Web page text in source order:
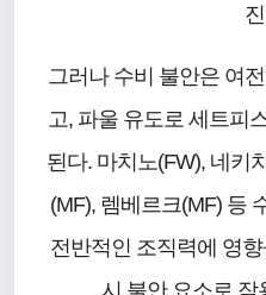
그러나 수비 불안은 여
고, 파울 유도로 세트피
된다. 마치노(FW), 네키
(MF), 렘베르크(MF) 등
전반적인 조직력에 영
시 불안 요소로 작